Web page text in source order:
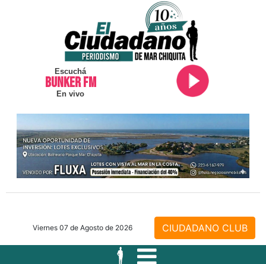
Escuchá
BUNKER FM
En vivo
Viernes 07 de Agosto de 2026 CIUDADANO CLUB